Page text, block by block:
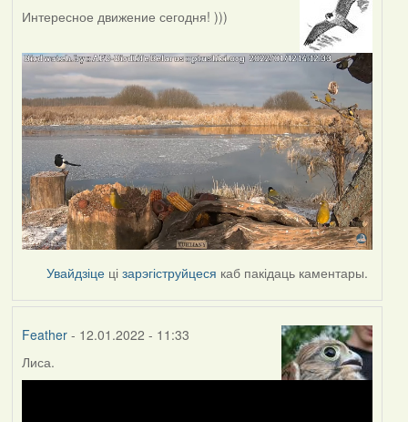
Интересное движение сегодня! )))
Увайдзіце цізарэгіструйцеся каб пакідаць каментары.
Feather- 12.01.2022 - 11:33
Лиса.